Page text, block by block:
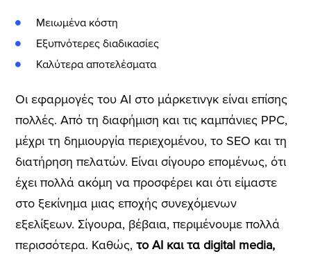
Μειωμένα κόστη
Εξυπνότερες διαδικασίες
Καλύτερα αποτελέσματα
Οι εφαρμογές του AI στο μάρκετινγκ είναι επίσης
πολλές. Από τη διαφήμιση και τις καμπάνιες PPC,
μέχρι τη δημιουργία περιεχομένου, το SEO και τη
διατήρηση πελατών. Είναι σίγουρο επομένως, ότι
έχει πολλά ακόμη να προσφέρει και ότι είμαστε
στο ξεκίνημα μιας εποχής συνεχόμενων
εξελίξεων. Σίγουρα, βέβαια, περιμένουμε πολλά
περισσότερα. Καθώς, το AI και τα digital media,